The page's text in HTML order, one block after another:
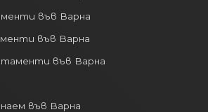
във Варна
във Варна
във Варна
във Варна